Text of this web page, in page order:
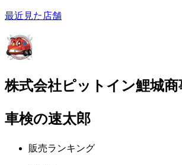
最近見た店舗
株式会社ピットイン鯉城
車検の速太郎
販売ランキング